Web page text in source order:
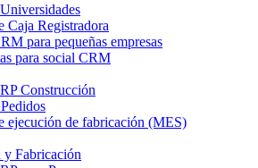
Caja Registradora
para pequeñas empresas
para social CRM
Construcción
ejecución de fabricación (MES)
y Fabricación